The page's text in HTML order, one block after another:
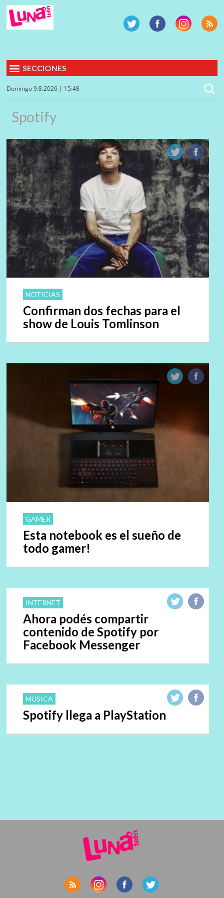
SECCIONES
Domingo 9.8.2026 | 15:48
Spotify
NOTICIAS
Confirman dos fechas para el
show de Louis Tomlinson
GAMER
Esta notebook es el sueño de
todo gamer!
INTERNET
Ahora podés compartir
contenido de Spotify por
Facebook Messenger
MÚSICA
Spotify llega a PlayStation